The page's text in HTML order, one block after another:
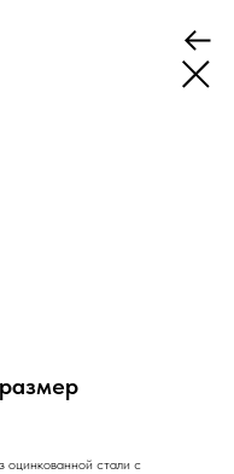
оцинкованной стали с